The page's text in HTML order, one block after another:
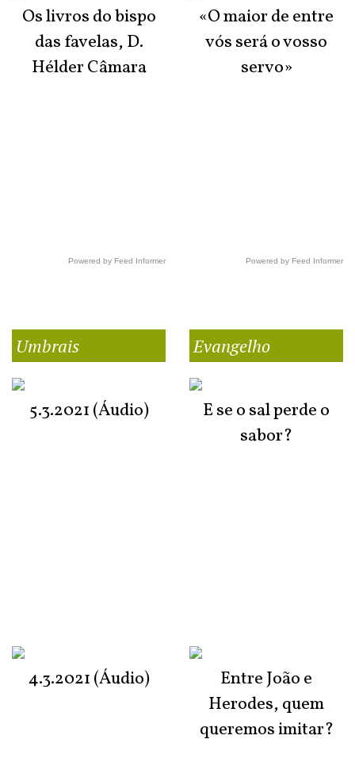
Os livros do bispo
das favelas, D.
Hélder Câmara
Powered by Feed Informer
«O maior de entre
vós será o vosso
servo»
Powered by Feed Informer
Umbrais
5.3.2021 (Áudio)
4.3.2021 (Áudio)
Evangelho
E se o sal perde o
sabor?
Entre João e
Herodes, quem
queremos imitar?